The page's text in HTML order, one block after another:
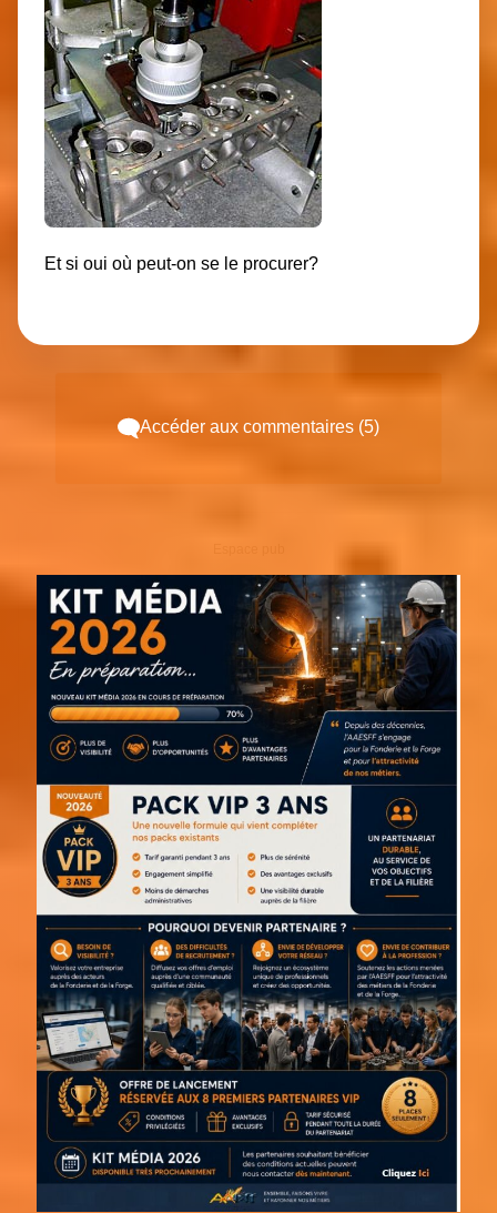
Et si oui où peut-on se le procurer?
Accéder aux commentaires (5)